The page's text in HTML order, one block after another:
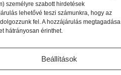
személyre szabott hirdetések
lehetővé teszi számunkra, hogy az
fel. A hozzájárulás megtagadása
hátrányosan érinthet.
Beállítások